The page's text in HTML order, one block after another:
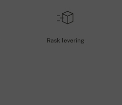
Rask levering